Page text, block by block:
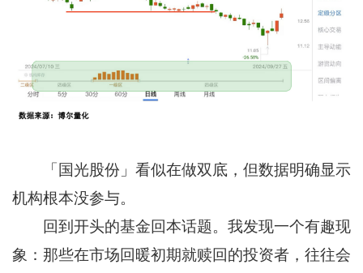
「国光股份」看似在做双底，但数据明确显示
机构根本没参与。
回到开头的基金回本话题。我发现一个有趣现
象：那些在市场回暖初期就赎回的投资者，往往会